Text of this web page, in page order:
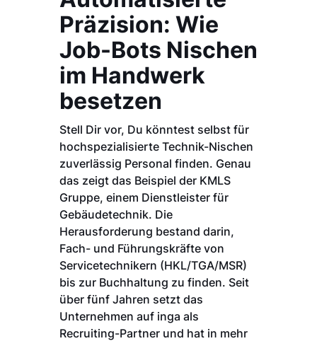
Präzision: Wie
Job-Bots Nischen
im Handwerk
besetzen
Stell Dir vor, Du könntest selbst für
hochspezialisierte Technik-Nischen
zuverlässig Personal finden. Genau
das zeigt das Beispiel der KMLS
Gruppe, einem Dienstleister für
Gebäudetechnik. Die
Herausforderung bestand darin,
Fach- und Führungskräfte von
Servicetechnikern (HKL/TGA/MSR)
bis zur Buchhaltung zu finden. Seit
über fünf Jahren setzt das
Unternehmen auf inga als
Recruiting-Partner und hat in mehr